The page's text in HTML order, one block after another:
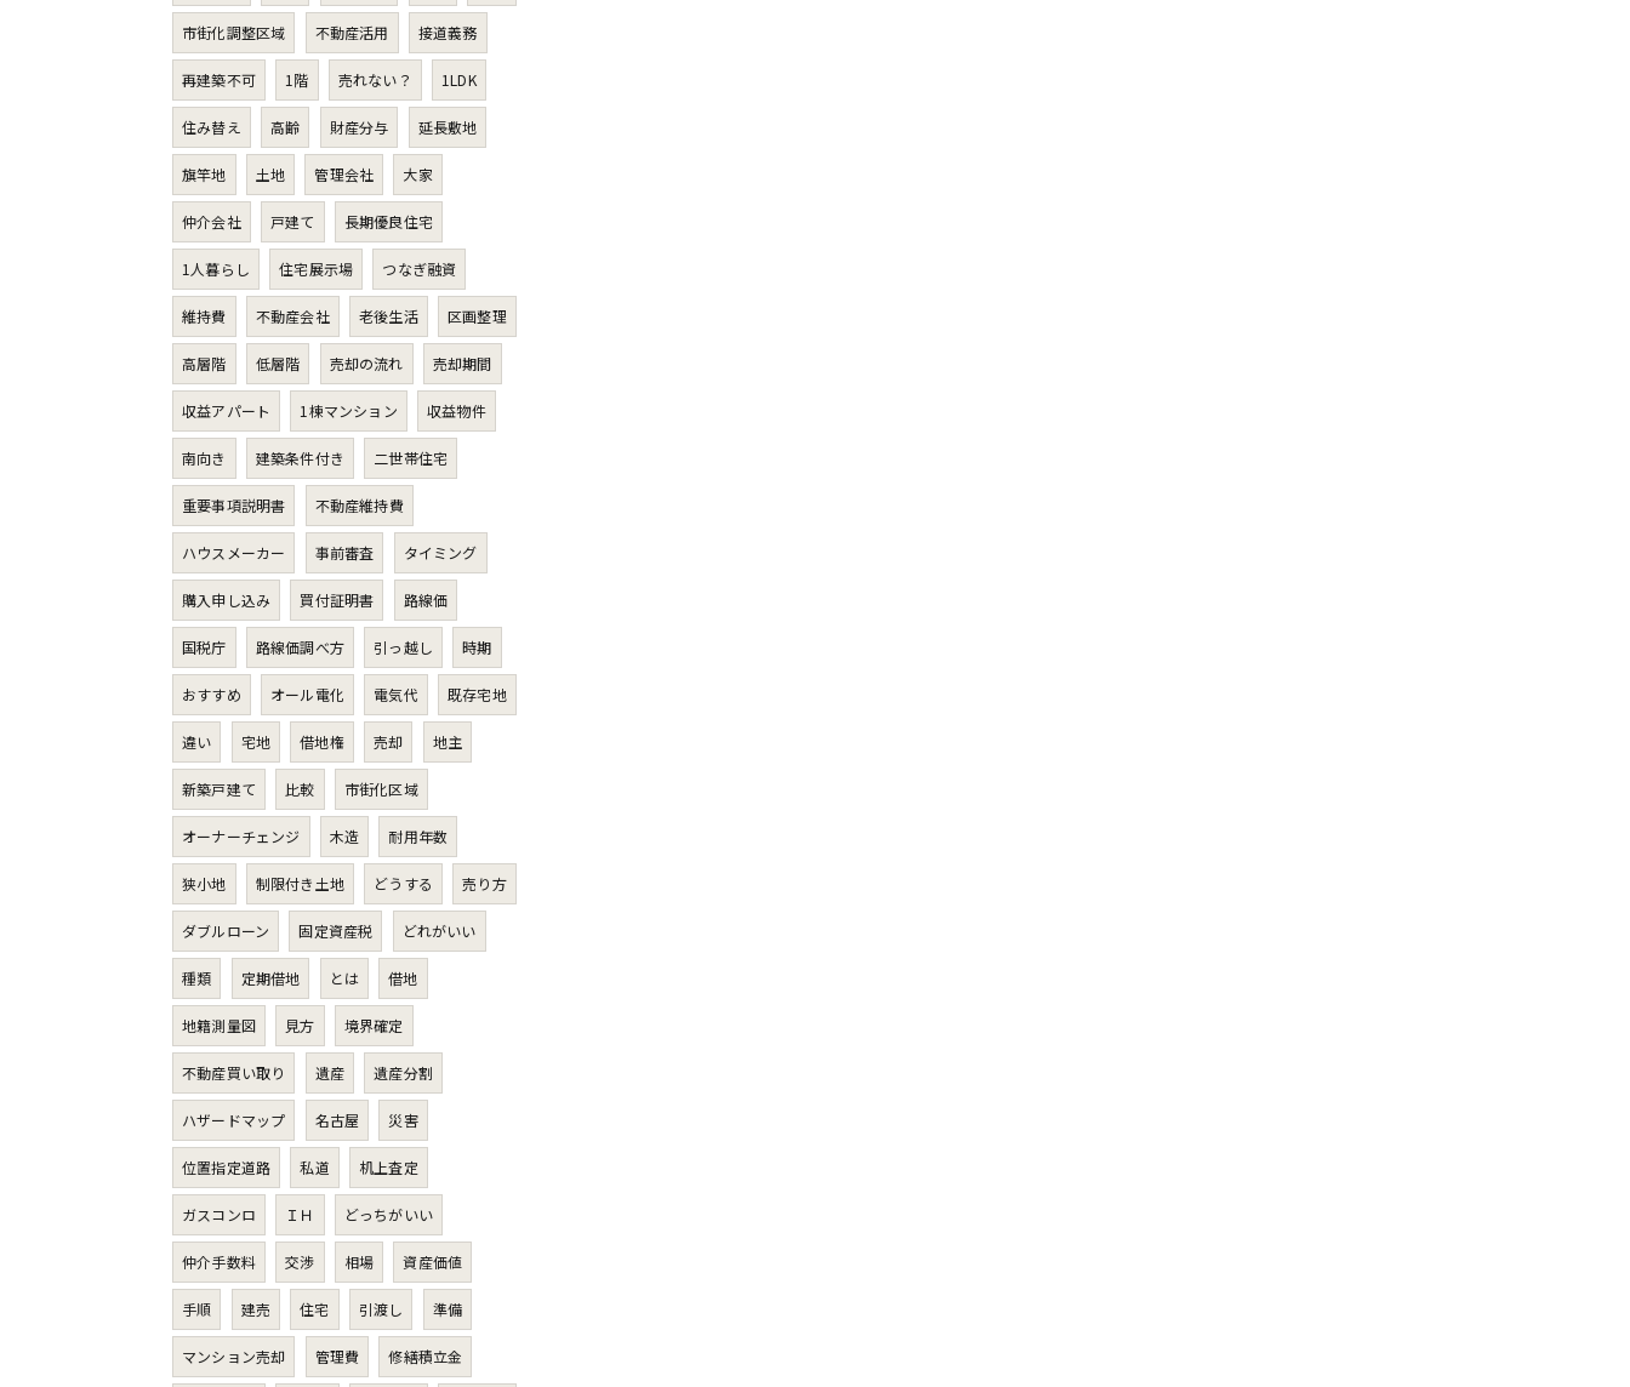
市街化調整区域 不動産活用 接道義務
再建築不可 1階 売れない？ 1LDK
住み替え 高齢 財産分与 延長敷地
旗竿地 土地 管理会社 大家
仲介会社 戸建て 長期優良住宅
1人暮らし 住宅展示場 つなぎ融資
維持費 不動産会社 老後生活 区画整理
高層階 低層階 売却の流れ 売却期間
収益アパート 1棟マンション 収益物件
南向き 建築条件付き 二世帯住宅
重要事項説明書 不動産維持費
ハウスメーカー 事前審査 タイミング
購入申し込み 買付証明書 路線価
国税庁 路線価調べ方 引っ越し 時期
おすすめ オール電化 電気代 既存宅地
違い 宅地 借地権 売却 地主
新築戸建て 比較 市街化区域
オーナーチェンジ 木造 耐用年数
狭小地 制限付き土地 どうする 売り方
ダブルローン 固定資産税 どれがいい
種類 定期借地 とは 借地
地籍測量図 見方 境界確定
不動産買い取り 遺産 遺産分割
ハザードマップ 名古屋 災害
位置指定道路 私道 机上査定
ガスコンロ ＩＨ どっちがいい
仲介手数料 交渉 相場 資産価値
手順 建売 住宅 引渡し 準備
マンション売却 管理費 修繕積立金